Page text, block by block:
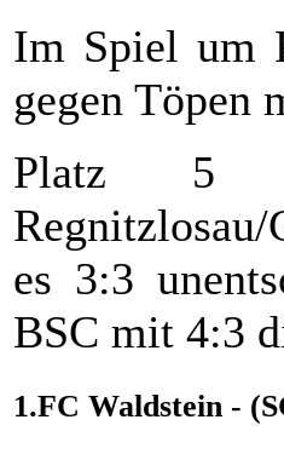
Im Spiel um
gegen Töpen
Platz 5
es 3:3
BSC mit 4:3
1.FC Waldstein -